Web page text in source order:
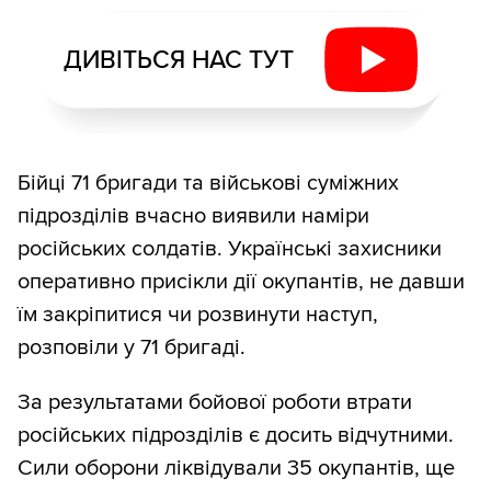
ДИВІТЬСЯ НАС ТУТ
Бійці 71 бригади та військові суміжних
підрозділів вчасно виявили наміри
російських солдатів. Українські захисники
оперативно присікли дії окупантів, не давши
їм закріпитися чи розвинути наступ,
розповіли у 71 бригаді.
За результатами бойової роботи втрати
російських підрозділів є досить відчутними.
Сили оборони ліквідували 35 окупантів, ще